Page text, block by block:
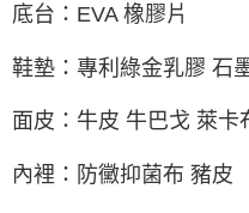
底台：EVA 橡膠片
鞋墊：專利綠金乳膠 石
面皮：牛皮 牛巴戈 萊卡
內裡：防黴抑菌布 豬皮